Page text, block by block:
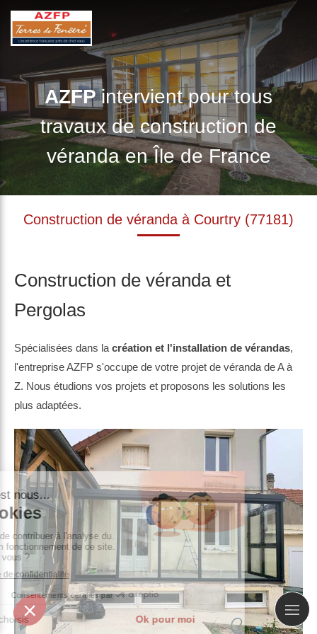
AZFPintervient pour tous
travaux de construction de
véranda en Île de France
Construction de véranda à Courtry (77181)
Construction de véranda et
Pergolas
Spécialisées dans la création et l'installation de vérandas,
l'entreprise AZFP s'occupe de votre projet de véranda de A à
Z. Nous étudions vos projets et proposons les solutions les
plus adaptées.